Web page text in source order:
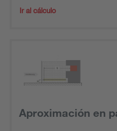
Ir al cálculo
Aproximación en